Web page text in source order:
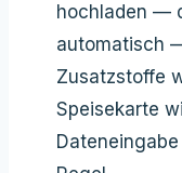
hochladen —
automatisch
Zusatzstoffe
Speisekarte